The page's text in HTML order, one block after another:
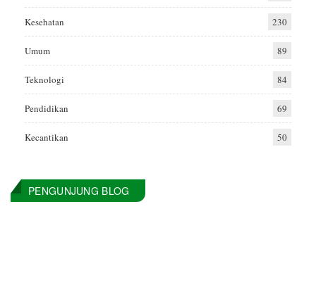
Kesehatan 230
Umum 89
Teknologi 84
Pendidikan 69
Kecantikan 50
PENGUNJUNG BLOG